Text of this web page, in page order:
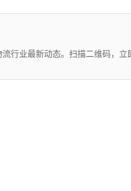
行业最新动态。扫描二维码，立